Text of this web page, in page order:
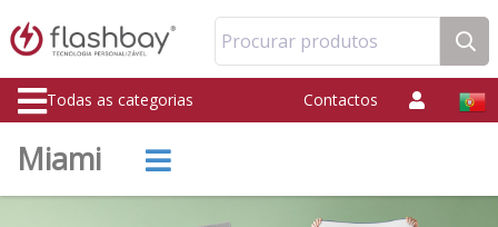
Procurar produtos
Todas as categorias Contactos
Miami